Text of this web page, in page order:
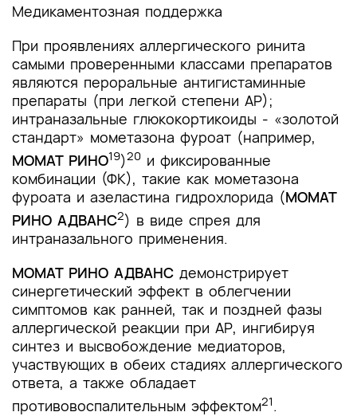
Медикаментозная поддержка
При проявлениях аллергического ринита
самыми проверенными классами препаратов
являются пероральные антигистаминные
препараты (при легкой степени АР);
интраназальные глюкокортикоиды - «золотой
стандарт» мометазона фуроат (например,
МОМАТ РИНО19)20 и фиксированные
комбинации (ФК), такие как мометазона
фуроата и азеластина гидрохлорида (МОМАТ
РИНО АДВАНС2) в виде спрея для
интраназального применения.
МОМАТ РИНО АДВАНС демонстрирует
синергетический эффект в облегчении
симптомов как ранней, так и поздней фазы
аллергической реакции при АР, ингибируя
синтез и высвобождение медиаторов,
участвующих в обеих стадиях аллергического
ответа, а также обладает
противовоспалительным эффектом21.